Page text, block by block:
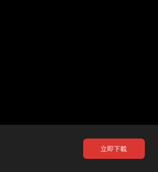
立即下載